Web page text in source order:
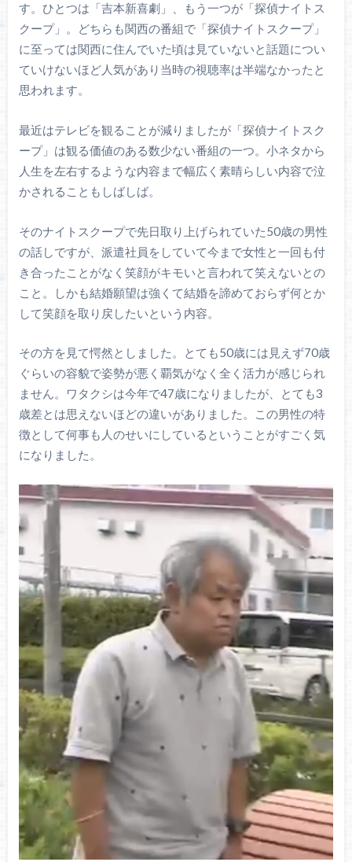
す。ひとつは「吉本新喜劇」、もう一つが「探偵ナイトス
クープ」。どちらも関西の番組で「探偵ナイトスクープ」
に至っては関西に住んでいた頃は見ていないと話題につい
ていけないほど人気があり当時の視聴率は半端なかったと
思われます。
最近はテレビを観ることが減りましたが「探偵ナイトスク
ープ」は観る価値のある数少ない番組の一つ。小ネタから
人生を左右するような内容まで幅広く素晴らしい内容で泣
かされることもしばしば。
そのナイトスクープで先日取り上げられていた50歳の男性
の話しですが、派遣社員をしていて今まで女性と一回も付
き合ったことがなく笑顔がキモいと言われて笑えないとの
こと。しかも結婚願望は強くて結婚を諦めておらず何とか
して笑顔を取り戻したいという内容。
その方を見て愕然としました。とても50歳には見えず70歳
ぐらいの容貌で姿勢が悪く覇気がなく全く活力が感じられ
ません。ワタクシは今年で47歳になりましたが、とても3
歳差とは思えないほどの違いがありました。この男性の特
徴として何事も人のせいにしているということがすごく気
になりました。